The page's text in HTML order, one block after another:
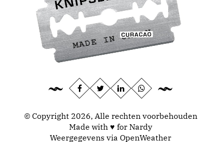
© Copyright 2026, Alle rechten voorbehouden
Made with ♥ for Nardy
Weergegevens via OpenWeather